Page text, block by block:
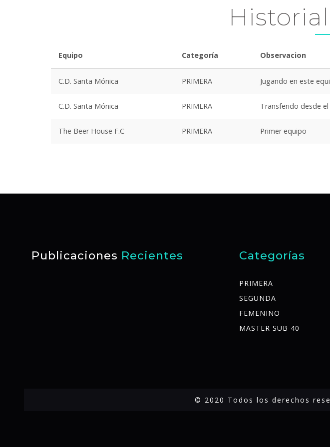
Historial
Equipo Categoría Observacion
C.D. Santa Mónica PRIMERA Jugando en este
C.D. Santa Mónica PRIMERA Transferido desde
The Beer House F.C PRIMERA Primer equipo
Publicaciones Recientes Categorías
PRIMERA
SEGUNDA
FEMENINO
MASTER SUB 40
© 2020 Todos los derechos